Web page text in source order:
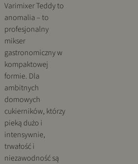
Varimixer Teddy to
anomalia – to
profesjonalny
mikser
gastronomiczny w
kompaktowej
formie. Dla
ambitnych
domowych
cukierników, którzy
pieką dużo i
intensywnie,
trwałość i
niezawodność są